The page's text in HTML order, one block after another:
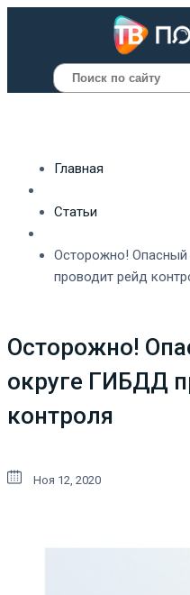
Поиск
Главная
Статьи
Осторожно!
проводит рейд
Осторожно!
округе ГИБДД
контроля
Ноя 12, 2020